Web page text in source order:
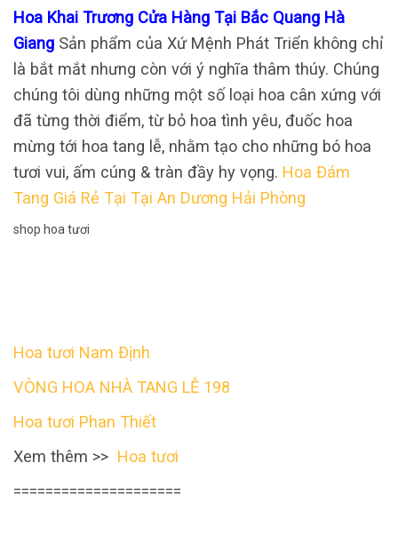
Hoa Khai Trương Cửa Hàng Tại Bắc Quang Hà
Giang Sản phẩm của Xứ Mệnh Phát Triển không chỉ
là bắt mắt nhưng còn với ý nghĩa thâm thúy. Chúng
chúng tôi dùng những một số loại hoa cân xứng với
đã từng thời điểm, từ bỏ hoa tình yêu, đuốc hoa
mừng tới hoa tang lễ, nhằm tạo cho những bó hoa
tươi vui, ấm cúng & tràn đầy hy vọng. Hoa Đám
Tang Giá Rẻ Tại Tại An Dương Hải Phòng
shop hoa tươi
Hoa tươi Nam Định
VÒNG HOA NHÀ TANG LỄ 198
Hoa tươi Phan Thiết
Xem thêm >> Hoa tươi
=====================